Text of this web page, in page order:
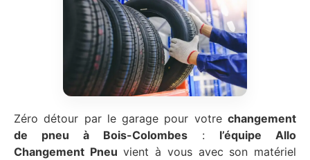
Zéro détour par le garage pour votre changement
de pneu à Bois-Colombes : l’équipe Allo
Changement Pneu vient à vous avec son matériel